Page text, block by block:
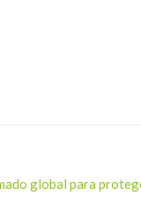
global para